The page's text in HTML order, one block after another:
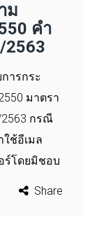
ม
คำ
2563
ารกระ
มาตรา
กรณี
ช้อีเมล
ร์โดยมิชอบ
Share